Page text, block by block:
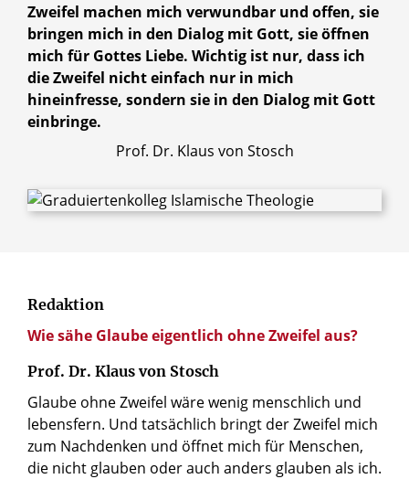
Zweifel machen mich verwundbar und offen, sie
bringen mich in den Dialog mit Gott, sie öffnen
mich für Gottes Liebe. Wichtig ist nur, dass ich
die Zweifel nicht einfach nur in mich
hineinfresse, sondern sie in den Dialog mit Gott
einbringe.
Prof. Dr. Klaus von Stosch
Redaktion
Wie sähe Glaube eigentlich ohne Zweifel aus?
Prof. Dr. Klaus von Stosch
Glaube ohne Zweifel wäre wenig menschlich und
lebensfern. Und tatsächlich bringt der Zweifel mich
zum Nachdenken und öffnet mich für Menschen,
die nicht glauben oder auch anders glauben als ich.